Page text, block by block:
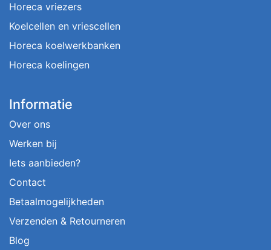
Horeca vriezers
Koelcellen en vriescellen
Horeca koelwerkbanken
Horeca koelingen
Informatie
Over ons
Werken bij
Iets aanbieden?
Contact
Betaalmogelijkheden
Verzenden & Retourneren
Blog